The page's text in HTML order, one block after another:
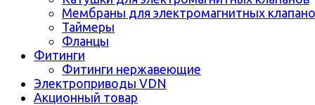
Мембраны для электромагнитных
Таймеры
Фланцы
Фитинги
Фитинги нержавеющие
Электроприводы VDN
Акционный товар